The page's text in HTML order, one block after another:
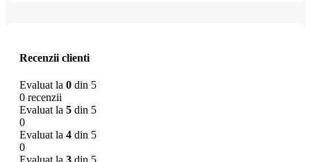
Recenzii clienti
Evaluat la 0 din 5
0 recenzii
Evaluat la 5 din 5
0
Evaluat la 4 din 5
0
Evaluat la 3 din 5